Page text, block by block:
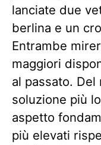
lanciate due
berlina e un
Entrambe
maggiori
al passato.
soluzione più
aspetto
più elevati